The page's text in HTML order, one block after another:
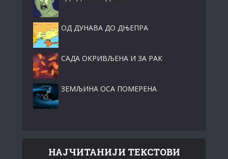
ОД ДУНАВА ДО ДЊЕПРА
САДА ОКРИВЉЕНА И ЗА РАК
ЗЕМЉИНА ОСА ПОМЕРЕНА
НАЈЧИТАНИЈИ ТЕКСТОВИ